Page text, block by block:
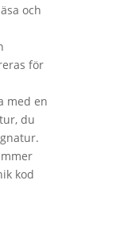
och
för
med en
du
kod